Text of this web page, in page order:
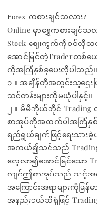
Forex ကစားချင်သလား?
Online မှာရွှေကစားချင်သလ
Stock ဈေးကွက်ကိုဝင်လိုသ
အောင်မြင်တဲ့Traderတစ်ယ
ကိုအကြံနှစ်ခုပေးလိုပါသည်။
၁ ။ အချိန်တိုအတွင်းသူဌေ
သင်တန်းများကိုမယုံပါနှင့်။
၂ ။ မိမိကိုယ်တိုင်
စာအုပ်ကိုအထက်ပါအကြံနှစ်
ရည်ရွယ်ချက်ဖြင့်ရေးသားခဲ့
အကယ်၍သင်သည် Trading
လေ့လာ၍အောင်မြင်သော
လျင်ဤစာအုပ်သည် သင့်အ
အကြောင်းအရာများကိုမြ
အနည်းငယ်သိရုံဖြင့်